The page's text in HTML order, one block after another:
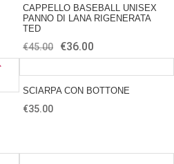
CAPPELLO BASEBALL UNISEX
PANNO DI LANA RIGENERATA
TED
€45.00 €36.00
SCIARPA CON BOTTONE
€35.00